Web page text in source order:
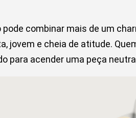
combinar mais de um
jovem e cheia de atitude.
para acender uma peça